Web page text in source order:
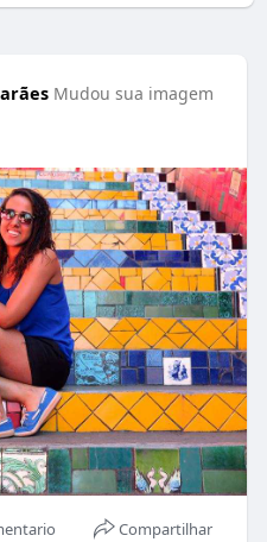
Mudou sua imagem
Compartilhar